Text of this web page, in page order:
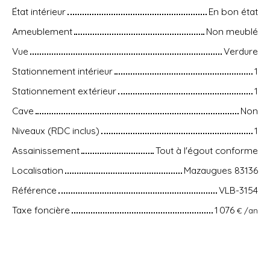
État intérieur
En bon état
Ameublement
Non meublé
Vue
Verdure
Stationnement intérieur
1
Stationnement extérieur
1
Cave
Non
Niveaux (RDC inclus)
1
Assainissement
Tout à l'égout conforme
Localisation
Mazaugues 83136
Référence
VLB-3154
Taxe foncière
1 076 € /an